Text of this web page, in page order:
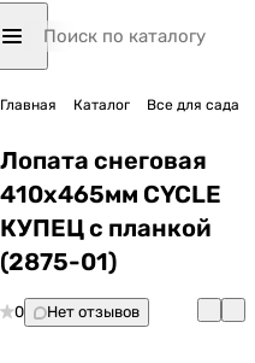
Главная Каталог Все для сада
Лопата снеговая
410х465мм CYCLE
КУПЕЦ с планкой
(2875-01)
0 Нет отзывов